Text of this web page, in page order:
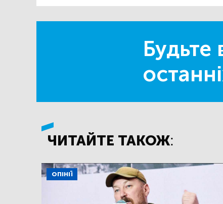
Будьте
ЧИТАЙТЕ ТАКОЖ:
ОПІНІЇ